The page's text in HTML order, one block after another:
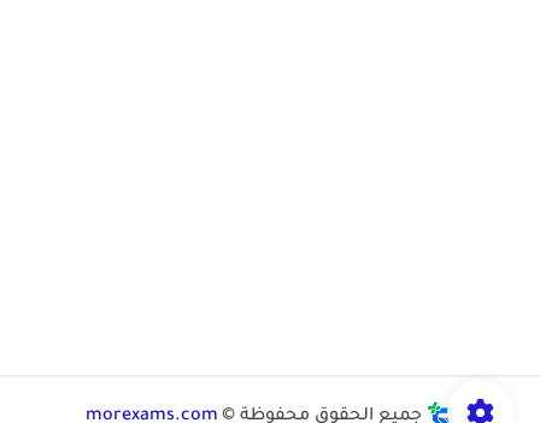
جميع الحقوق محفوظة © morexams.com